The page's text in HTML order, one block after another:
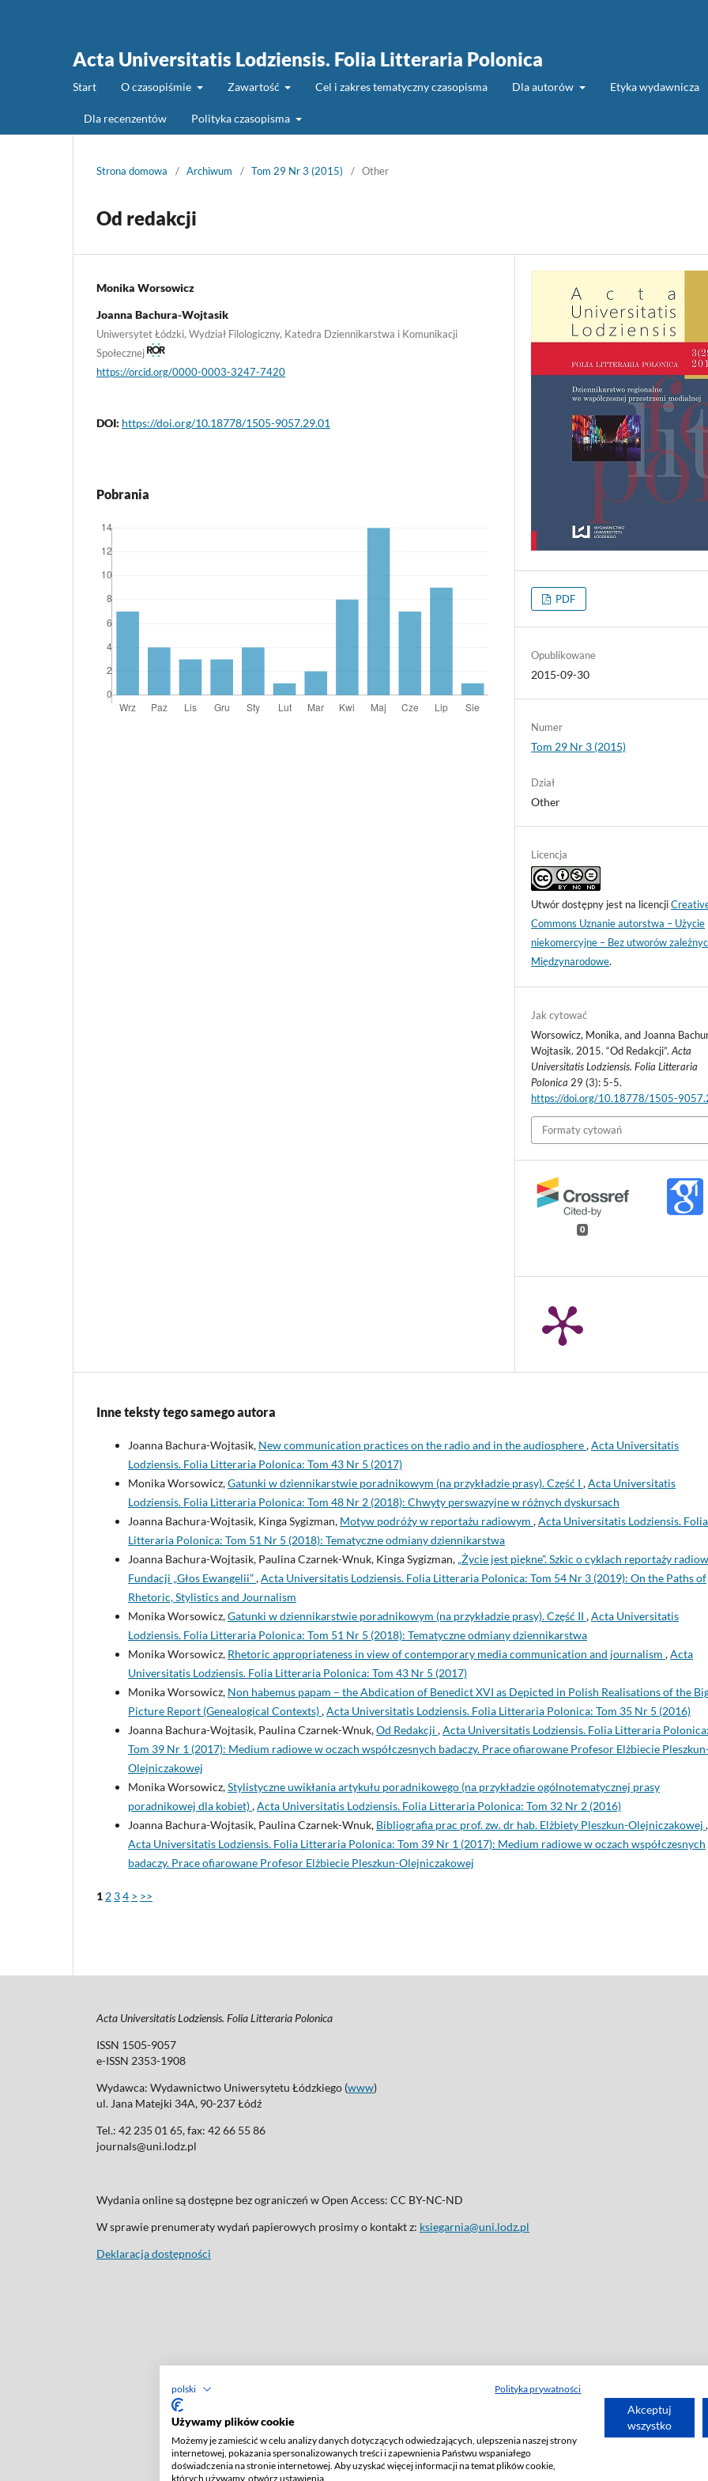
polski Polityka prywatności
Używamy plików cookie
Możemy je zamieścić w celu analizy danych dotyczących odwiedzających, ulepszenia naszej strony
internetowej, pokazania spersonalizowanych treści i zapewnienia Państwu wspaniałego
doświadczenia na stronie internetowej. Aby uzyskać więcej informacji na temat plików cookie,
których używamy, otwórz ustawienia.
Akceptuj
wszystko
Acta Universitatis Lodziensis. Folia Litteraria Polonica
Start O czasopiśmie Zawartość Cel i zakres tematyczny czasopisma Dla autorów Etyka wydawnicza
Dla recenzentów Polityka czasopisma
Strona domowa / Archiwum / Tom 29 Nr 3 (2015) / Other
Od redakcji
Monika Worsowicz
Joanna Bachura-Wojtasik
Uniwersytet Łódzki, Wydział Filologiczny, Katedra Dziennikarstwa i Komunikacji
Społecznej
https://orcid.org/0000-0003-3247-7420
DOI: https://doi.org/10.18778/1505-9057.29.01
Pobrania
PDF
Opublikowane
2015-09-30
Numer
Tom 29 Nr 3 (2015)
Dział
Other
Licencja
Utwór dostępny jest na licencji
Commons Uznanie autorstwa – Użycie
niekomercyjne – Bez utworów
Międzynarodowe.
Jak cytować
Worsowicz, Monika, and Joanna
Wojtasik. 2015. “Od Redakcji”.Acta
Universitatis Lodziensis. Folia Litteraria
Polonica 29 (3): 5-5.
https://doi.org/10.18778/1505-
Formaty cytowań
0
Inne teksty tego samego autora
Joanna Bachura-Wojtasik, New communication practices on the radio and in the audiosphere,Acta Universitatis
Lodziensis. Folia Litteraria Polonica: Tom 43 Nr 5 (2017)
Monika Worsowicz,Gatunki w dziennikarstwie poradnikowym (na przykładzie prasy). Część I ,Acta Universitatis
Lodziensis. Folia Litteraria Polonica: Tom 48 Nr 2 (2018): Chwyty perswazyjne w różnych dyskursach
Joanna Bachura-Wojtasik, Kinga Sygizman, Motyw podróży w reportażu radiowym ,Acta Universitatis Lodziensis. Folia
Litteraria Polonica: Tom 51 Nr 5 (2018): Tematyczne odmiany dziennikarstwa
Joanna Bachura-Wojtasik, Paulina Czarnek-Wnuk, Kinga Sygizman, „Życie jest piękne”. Szkic o cyklach reportaży
Fundacji „Głos Ewangelii”,Acta Universitatis Lodziensis. Folia Litteraria Polonica: Tom 54 Nr 3 (2019): On the Paths of
Rhetoric, Stylistics and Journalism
Monika Worsowicz,Gatunki w dziennikarstwie poradnikowym (na przykładzie prasy). Część II ,Acta Universitatis
Lodziensis. Folia Litteraria Polonica: Tom 51 Nr 5 (2018): Tematyczne odmiany dziennikarstwa
Monika Worsowicz, Rhetoric appropriateness in view of contemporary media communication and journalism ,Acta
Universitatis Lodziensis. Folia Litteraria Polonica: Tom 43 Nr 5 (2017)
Monika Worsowicz, Non habemus papam – the Abdication of Benedict XVI as Depicted in Polish Realisations of the
Picture Report (Genealogical Contexts),Acta Universitatis Lodziensis. Folia Litteraria Polonica: Tom 35 Nr 5 (2016)
Joanna Bachura-Wojtasik, Paulina Czarnek-Wnuk,Od Redakcji ,Acta Universitatis Lodziensis. Folia Litteraria Polonica:
Tom 39 Nr 1 (2017): Medium radiowe w oczach współczesnych badaczy. Prace ofiarowane Profesor Elżbiecie
Olejniczakowej
Monika Worsowicz,Stylistyczne uwikłania artykułu poradnikowego (na przykładzie ogólnotematycznej prasy
poradnikowej dla kobiet),Acta Universitatis Lodziensis. Folia Litteraria Polonica: Tom 32 Nr 2 (2016)
Joanna Bachura-Wojtasik, Paulina Czarnek-Wnuk, Bibliografia prac prof. zw. dr hab. Elżbiety Pleszkun-Olejniczakowej ,
Acta Universitatis Lodziensis. Folia Litteraria Polonica: Tom 39 Nr 1 (2017): Medium radiowe w oczach współczesnych
badaczy. Prace ofiarowane Profesor Elżbiecie Pleszkun-Olejniczakowej
1 2 34 > >>
Acta Universitatis Lodziensis. Folia Litteraria Polonica
ISSN 1505-9057
e-ISSN 2353-1908
Wydawca: Wydawnictwo Uniwersytetu Łódzkiego (www)
ul. Jana Matejki 34A, 90-237 Łódź
Tel.: 42 235 01 65, fax: 42 66 55 86
journals@uni.lodz.pl
Wydania online są dostępne bez ograniczeń w Open Access: CC BY-NC-ND
W sprawie prenumeraty wydań papierowych prosimy o kontakt z: ksiegarnia@uni.lodz.pl
Deklaracja dostępności